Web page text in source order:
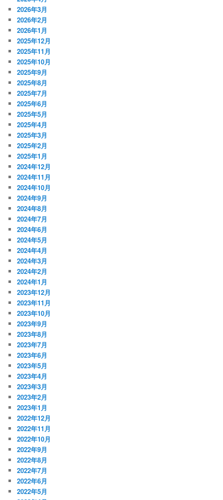
2026年3月
2026年2月
2026年1月
2025年12月
2025年11月
2025年10月
2025年9月
2025年8月
2025年7月
2025年6月
2025年5月
2025年4月
2025年3月
2025年2月
2025年1月
2024年12月
2024年11月
2024年10月
2024年9月
2024年8月
2024年7月
2024年6月
2024年5月
2024年4月
2024年3月
2024年2月
2024年1月
2023年12月
2023年11月
2023年10月
2023年9月
2023年8月
2023年7月
2023年6月
2023年5月
2023年4月
2023年3月
2023年2月
2023年1月
2022年12月
2022年11月
2022年10月
2022年9月
2022年8月
2022年7月
2022年6月
2022年5月